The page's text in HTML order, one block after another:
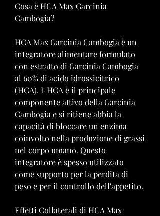
Cosa è HCA Max Garcinia
Cambogia?
HCA Max Garcinia Cambogia è un
integratore alimentare formulato
con estratto di Garcinia Cambogia
al 60% di acido idrossicitrico
(HCA). L'HCA è il principale
componente attivo della Garcinia
Cambogia e si ritiene abbia la
capacità di bloccare un enzima
coinvolto nella produzione di grassi
nel corpo umano. Questo
integratore è spesso utilizzato
come supporto per la perdita di
peso e per il controllo dell'appetito.
Effetti Collaterali di HCA Max